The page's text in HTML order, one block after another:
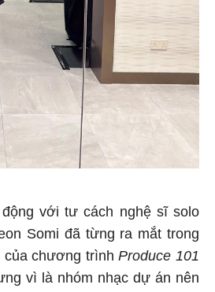
với tư cách nghệ sĩ solo
Somi đã từng ra mắt trong
của chương trìnhProduce 101
vì là nhóm nhạc dự án nên